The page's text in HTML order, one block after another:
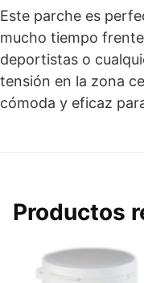
Este parche es
mucho tiempo
deportistas o
tensión en la zona
cómoda y eficaz
Productos